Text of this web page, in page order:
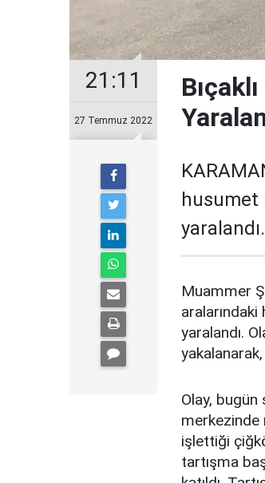
21:11
27 Temmuz 2022
husumet
yaralandı.
Muammer
aralarındaki
yaralandı.
yakalanarak,
Olay, bugün
merkezinde
işlettiği
tartışma